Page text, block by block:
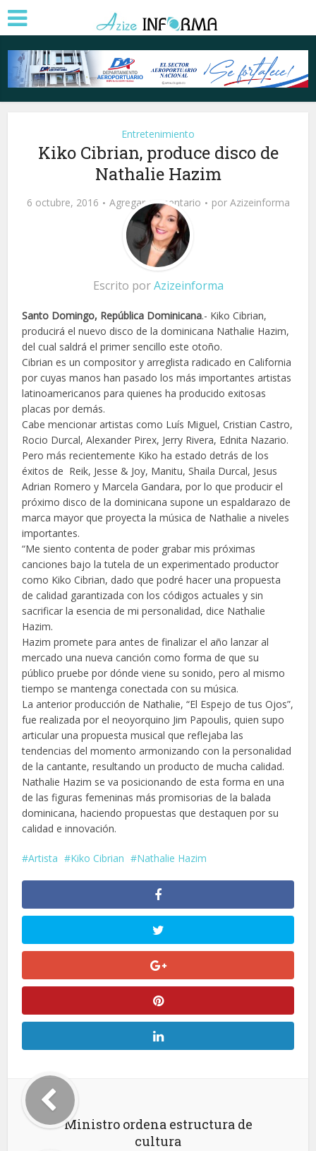
Entretenimiento
Kiko Cibrian, produce disco de
Nathalie Hazim
6 octubre, 2016 Agregar comentario por Azizeinforma
Escrito porAzizeinforma
Santo Domingo, República Dominicana.- Kiko Cibrian,
producirá el nuevo disco de la dominicana Nathalie Hazim,
del cual saldrá el primer sencillo este otoño.
Cibrian es un compositor y arreglista radicado en California
por cuyas manos han pasado los más importantes artistas
latinoamericanos para quienes ha producido exitosas
placas por demás.
Cabe mencionar artistas como Luís Miguel, Cristian Castro,
Rocio Durcal, Alexander Pirex, Jerry Rivera, Ednita Nazario.
Pero más recientemente Kiko ha estado detrás de los
éxitos de Reik, Jesse & Joy, Manitu, Shaila Durcal, Jesus
Adrian Romero y Marcela Gandara, por lo que producir el
próximo disco de la dominicana supone un espaldarazo de
marca mayor que proyecta la música de Nathalie a niveles
importantes.
“Me siento contenta de poder grabar mis próximas
canciones bajo la tutela de un experimentado productor
como Kiko Cibrian, dado que podré hacer una propuesta
de calidad garantizada con los códigos actuales y sin
sacrificar la esencia de mi personalidad, dice Nathalie
Hazim.
Hazim promete para antes de finalizar el año lanzar al
mercado una nueva canción como forma de que su
público pruebe por dónde viene su sonido, pero al mismo
tiempo se mantenga conectada con su música.
La anterior producción de Nathalie, “El Espejo de tus Ojos”,
fue realizada por el neoyorquino Jim Papoulis, quien supo
articular una propuesta musical que reflejaba las
tendencias del momento armonizando con la personalidad
de la cantante, resultando un producto de mucha calidad.
Nathalie Hazim se va posicionando de esta forma en una
de las figuras femeninas más promisorias de la balada
dominicana, haciendo propuestas que destaquen por su
calidad e innovación.
Artista Kiko Cibrian Nathalie Hazim
Ministro ordena estructura de
cultura